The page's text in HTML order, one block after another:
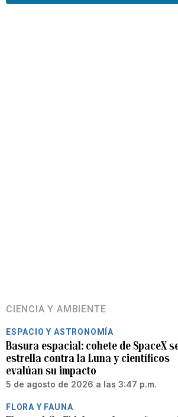
CIENCIA Y AMBIENTE
ESPACIO Y ASTRONOMÍA
Basura espacial: cohete de SpaceX
estrella contra la Luna y científicos
evalúan su impacto
5 de agosto de 2026 a las 3:47 p.m.
FLORA Y FAUNA